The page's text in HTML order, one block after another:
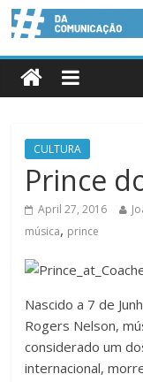
CULTURA
Prince
April 27, 2016
música, prince
Nascido a 7 de
Rogers Nelson,
considerado um
internacional,